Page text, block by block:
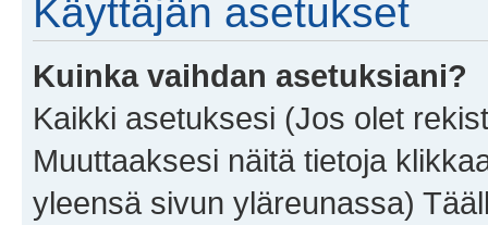
Käyttäjän asetukset
Kuinka vaihdan asetuksiani?
Kaikki asetuksesi (Jos olet
Muuttaaksesi näitä tietoja
yleensä sivun yläreunassa)